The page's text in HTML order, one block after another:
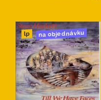
lp na objednávku